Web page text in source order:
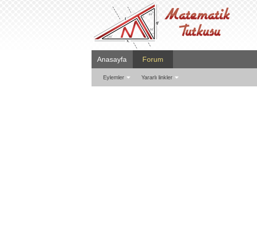
Anasayfa Forum
Eylemler Yararlı linkler